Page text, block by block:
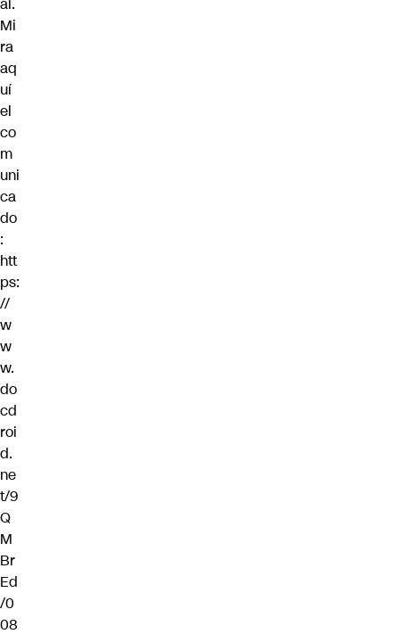
Mi
ra
aq
uí
el
co
m
uni
ca
do
:
htt
ps:
//
w
w
w.
do
cd
roi
d.
ne
t/9
Q
M
Br
Ed
/0
08